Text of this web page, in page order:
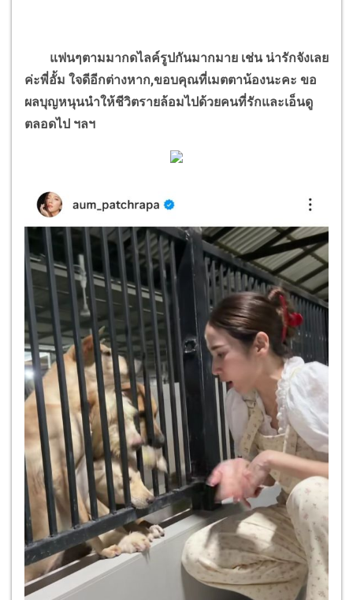
แฟนๆตามมากดไลค์รูปกันมากมาย เช่น น่ารักจังเลย
ค่ะพี่อั้ม ใจดีอีกต่างหาก,ขอบคุณที่เมตตาน้องนะคะ ขอ
ผลบุญหนุนนำให้ชีวิตรายล้อมไปด้วยคนที่รักและเอ็นดู
ตลอดไป ฯลฯ